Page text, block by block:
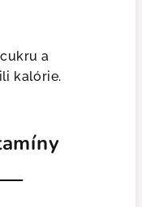
a
kalórie.